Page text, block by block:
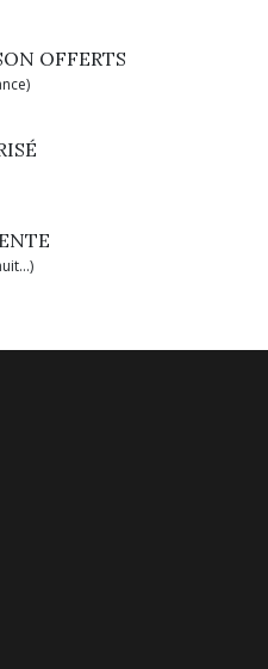
OFFERTS